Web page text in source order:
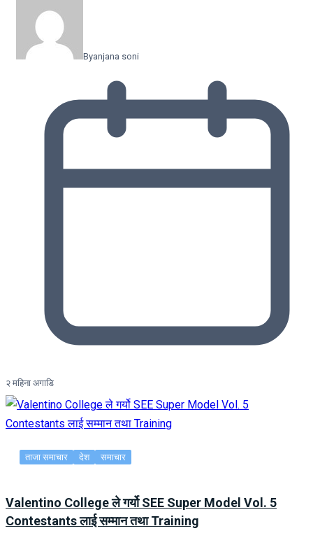
Byanjana soni
२ महिना अगाडि
ताजा समाचार देश समाचार
Valentino College ले गर्यो SEE Super Model Vol. 5
Contestants लाई सम्मान तथा Training